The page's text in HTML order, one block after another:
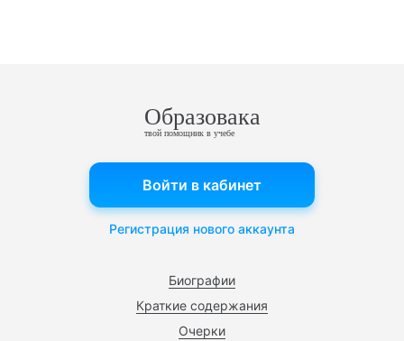
Образовака
твой помощник в учебе
Биографии
Краткие содержания
Очерки
Войти в кабинет
Регистрация нового аккаунта